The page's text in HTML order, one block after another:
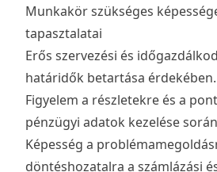
Munkakör szükséges
tapasztalatai
Erős szervezési és
határidők betartása érdekében.
Figyelem a részletekre és a
pénzügyi adatok kezelése
Képesség a
döntéshozatalra a számlázási